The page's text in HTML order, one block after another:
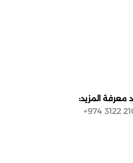
معرفة المزيد:
2105